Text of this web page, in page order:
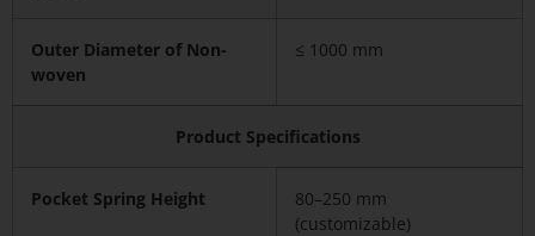
Outer Diameter of Non-
woven
≤ 1000 mm
Product Specifications
Pocket Spring Height
80–250 mm
(customizable)